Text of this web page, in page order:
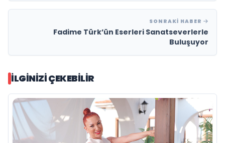
SONRAKI HABER
Fadime Türk’ün Eserleri Sanatseverlerle
Buluşuyor
İLGINIZI ÇEKEBILIR